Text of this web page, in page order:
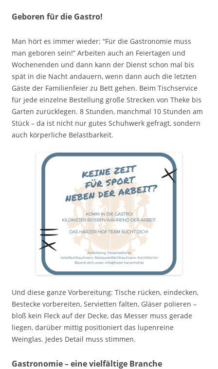
Geboren für die Gastro!
Man hört es immer wieder: “Für die Gastronomie muss
man geboren sein!” Arbeiten auch an Feiertagen und
Wochenenden und dann kann der Dienst schon mal bis
spät in die Nacht andauern, wenn dann auch die letzten
Gäste der Familienfeier zu Bett gehen. Beim Tischservice
für jede einzelne Bestellung große Strecken von Theke bis
Garten zurücklegen. 8 Stunden, manchmal 10 Stunden am
Stück – da ist nicht nur gutes Schuhwerk gefragt, sondern
auch körperliche Belastbarkeit.
Und diese ganze Vorbereitung: Tische rücken, eindecken,
Bestecke vorbereiten, Servietten falten, Gläser polieren –
bloß kein Fleck auf der Decke, das Messer muss gerade
liegen, darüber mittig positioniert das lupenreine
Weinglas. Jedes Detail muss stimmen.
Gastronomie – eine vielfältige Branche